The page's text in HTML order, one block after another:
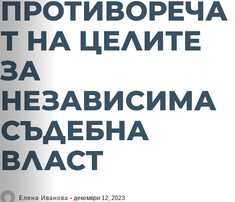
ПРОТИВОРЕЧА
Т НА ЦЕЛИТЕ
ЗА
НЕЗАВИСИМА
СЪДЕБНА
ВЛАСТ
Елена Иванова декември 12, 2023